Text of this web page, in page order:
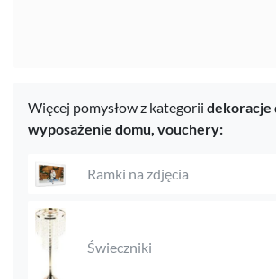
Więcej pomysłow z kategorii dekoracje
wyposażenie domu, vouchery:
Ramki na zdjęcia
Świeczniki